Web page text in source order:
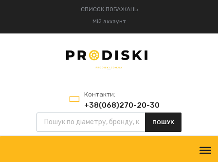
СПИСОК ПОБАЖАНЬ
Мій аккаунт
Контакти:
+38(068)270-20-30
+38(095)834-52-75
ПОШУК